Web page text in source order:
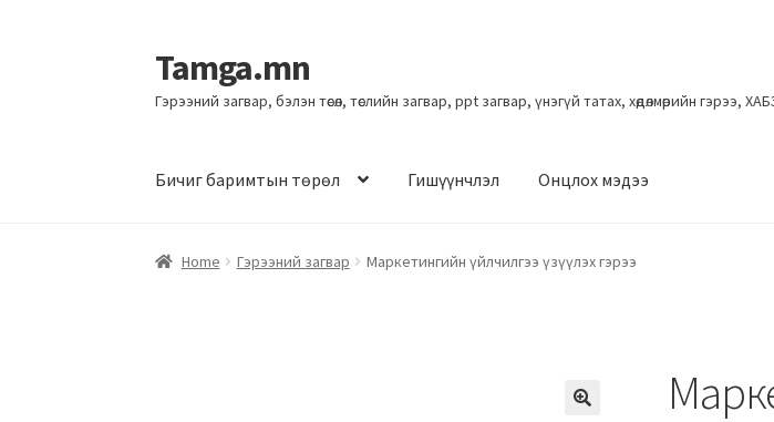
Tamga.mn
Гэрээний загвар, бэлэн төсөл, төслийн загвар, ppt загвар, үнэгүй татах, хөдөлмөрийн гэрээ,
Бичиг баримтын төрөл Гишүүнчлэл Онцлох мэдээ
Home Гэрээний загвар Маркетингийн үйлчилгээ үзүүлэх гэрээ